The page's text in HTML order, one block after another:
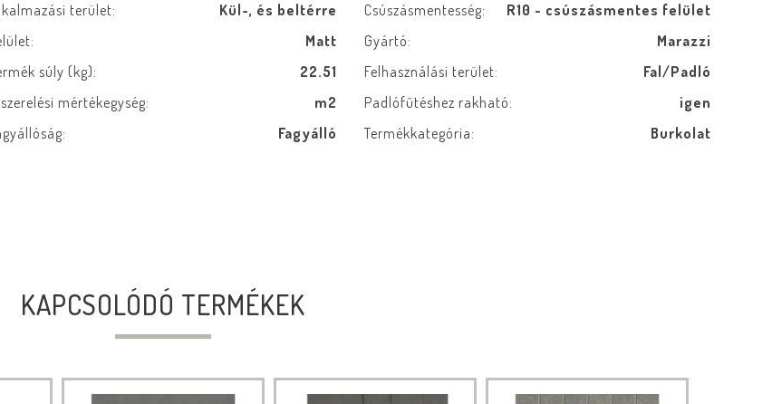
terület: Kül-, és beltérre Csúszásmentesség:
R10 - csúszásmentes felület
Matt Gyártó:
Marazzi
súly (kg): 22.51 Felhasználási terület:
Fal/Padló
mértékegység: m2 Padlófűtéshez rakható:
igen
Fagyálló Termékkategória:
Burkolat
KAPCSOLÓDÓ TERMÉKEK